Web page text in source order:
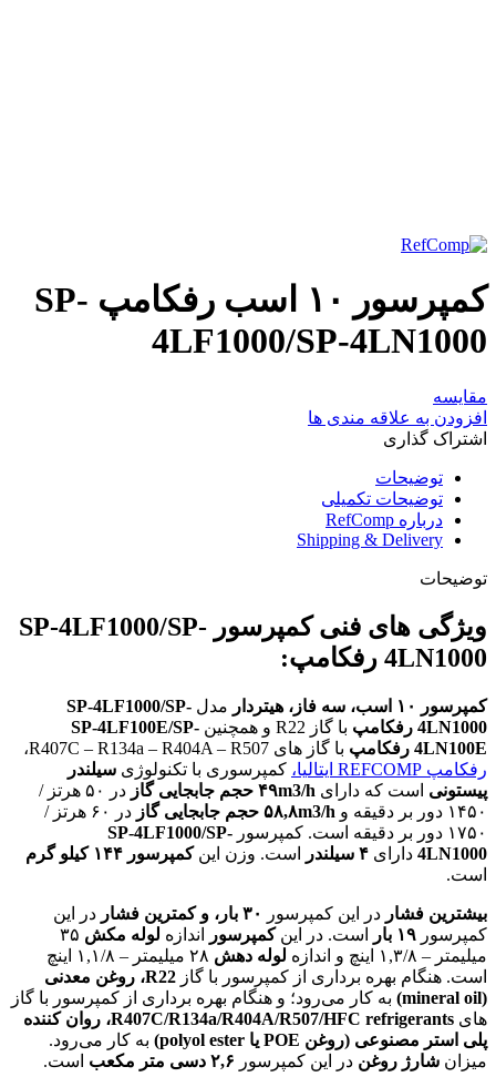
کمپرسور ۱۰ اسب رفکامپ SP-
4LF1000/SP-4LN1000
مقایسه
افزودن به علاقه مندی ها
اشتراک گذاری
توضیحات
توضیحات تکمیلی
درباره RefComp
Shipping & Delivery
توضیحات
ویژگی های فنی کمپرسور SP-4LF1000/SP-
4LN1000 رفکامپ:
کمپرسور ۱۰ اسب، سه فاز، هیتردار مدل SP-4LF1000/SP-
4LN1000 رفکامپ با گاز R22 و همچنین
SP-4LF100E/SP-
4LN100E رفکامپ با گاز های R407C – R134a – R404A – R507،
رفکامپ REFCOMP ایتالیا
، کمپرسوری با تکنولوژی سیلندر
پیستونی است که دارای ۴۹m3/h حجم جابجایی گاز
در ۵۰ هرتز /
۱۴۵۰ دور بر دقیقه و
۵۸,۸m3/h حجم جابجایی گاز
در ۶۰ هرتز /
۱۷۵۰ دور بر دقیقه است. کمپرسور
SP-4LF1000/SP-
4LN1000 دارای ۴ سیلندر است. وزن اینکمپرسور ۱۴۴ کیلو گرم
است.
بیشترین فشار در این کمپرسور ۳۰ بار، و کمترین فشار
در این
کمپرسور ۱۹ بار است. در اینکمپرسور اندازه لوله مکش ۳۵
میلیمتر – ۱,۳/۸ اینچ و اندازه
لوله دهش
۲۸ میلیمتر – ۱,۱/۸ اینچ
است. هنگام بهره برداری از کمپرسور با گاز R22، روغن معدنی
(mineral oil)
به کار می‌رود؛ و هنگام بهره برداری از کمپرسور با گاز
های R407C/R134a/R404A/R507/HFC refrigerants، روان کننده
پلی استر مصنوعی (روغن POE یا polyol ester)
به کار می‌رود.
میزان شارژ روغن در این کمپرسور ۲,۶ دسی متر مکعب است.